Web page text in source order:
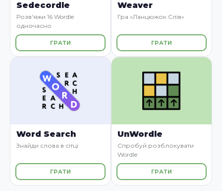
Sedecordle
Розв'яжи 16 Wordle
одночасно
ГРАТИ
Weaver
Гра «Ланцюжок Слів»
ГРАТИ
Word Search
Знайди слова в сітці
ГРАТИ
UnWordle
Спробуй розблокувати
Wordle
ГРАТИ